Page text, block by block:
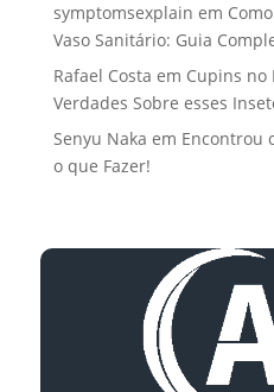
symptomsexplain em
Vaso Sanitário: Guia
Rafael Costa em Cupins no
Verdades Sobre esses
Senyu Naka em Encontrou
o que Fazer!